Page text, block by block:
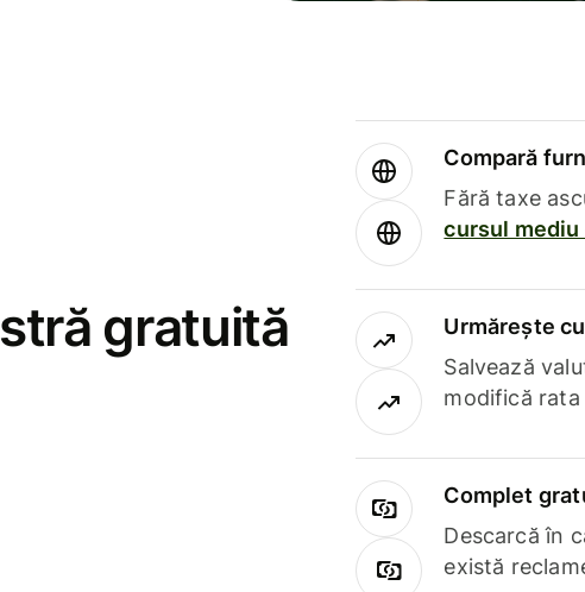
gratuită
Compară
Fără taxe
cursul mediu
Urmărește
Salvează
modifică
Complet
Descarcă în
există